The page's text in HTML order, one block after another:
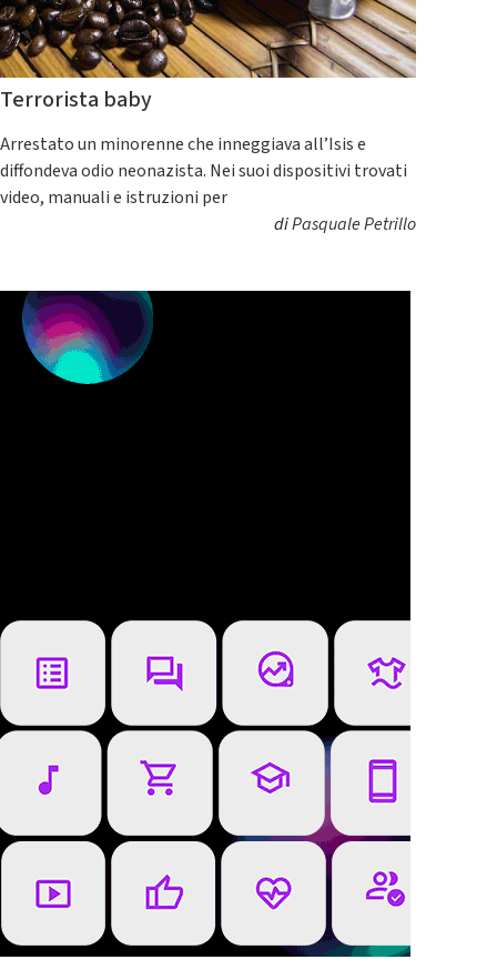
Terrorista baby
Arrestato un minorenne che inneggiava all’Isis e
diffondeva odio neonazista. Nei suoi dispositivi trovati
video, manuali e istruzioni per
diPasquale Petrillo